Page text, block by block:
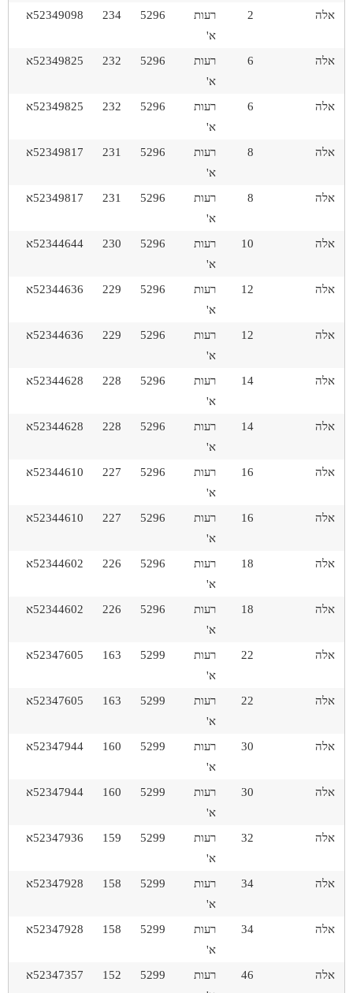
אלה 2
רעות
א'
5296
234 52349098א
אלה 6
רעות
א'
5296
232 52349825א
אלה 6
רעות
א'
5296
232 52349825א
אלה 8
רעות
א'
5296
231 52349817א
אלה 8
רעות
א'
5296
231 52349817א
אלה 10
רעות
א'
5296
230 52344644א
אלה 12
רעות
א'
5296
229 52344636א
אלה 12
רעות
א'
5296
229 52344636א
אלה 14
רעות
א'
5296
228 52344628א
אלה 14
רעות
א'
5296
228 52344628א
אלה 16
רעות
א'
5296
227 52344610א
אלה 16
רעות
א'
5296
227 52344610א
אלה 18
רעות
א'
5296
226 52344602א
אלה 18
רעות
א'
5296
226 52344602א
אלה 22
רעות
א'
5299
163 52347605א
אלה 22
רעות
א'
5299
163 52347605א
אלה 30
רעות
א'
5299
160 52347944א
אלה 30
רעות
א'
5299
160 52347944א
אלה 32
רעות
א'
5299
159 52347936א
אלה 34
רעות
א'
5299
158 52347928א
אלה 34
רעות
א'
5299
158 52347928א
אלה 46
רעות
5299
152 52347357א